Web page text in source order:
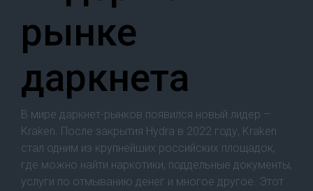
рынке
даркнета
В мире даркнет-рынков появился новый лидер –
Kraken. После закрытия Hydra в 2022 году, Kraken
стал одним из крупнейших российских площадок,
где можно найти наркотики, поддельные документы,
услуги по отмыванию денег и многое другое. Этот